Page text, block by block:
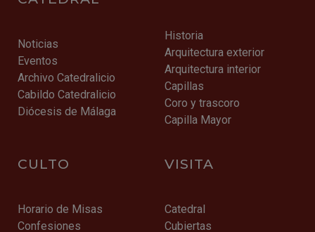
Noticias
Eventos
Archivo Catedralicio
Cabildo Catedralicio
Diócesis de Málaga
Historia
Arquitectura exterior
Arquitectura interior
Capillas
Coro y trascoro
Capilla Mayor
CULTO
Horario de Misas
Confesiones
VISITA
Catedral
Cubiertas